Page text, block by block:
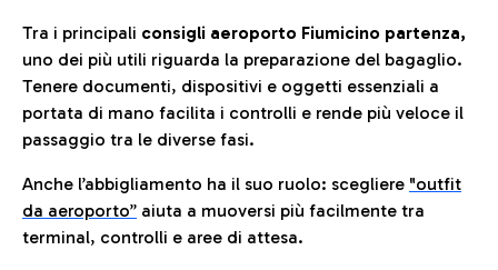
Tra i principali consigli aeroporto Fiumicino partenza,
uno dei più utili riguarda la preparazione del bagaglio.
Tenere documenti, dispositivi e oggetti essenziali a
portata di mano facilita i controlli e rende più veloce il
passaggio tra le diverse fasi.
Anche l’abbigliamento ha il suo ruolo: scegliere "outfit
da aeroporto” aiuta a muoversi più facilmente tra
terminal, controlli e aree di attesa.